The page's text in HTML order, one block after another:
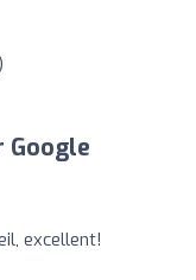
Google
excellent!